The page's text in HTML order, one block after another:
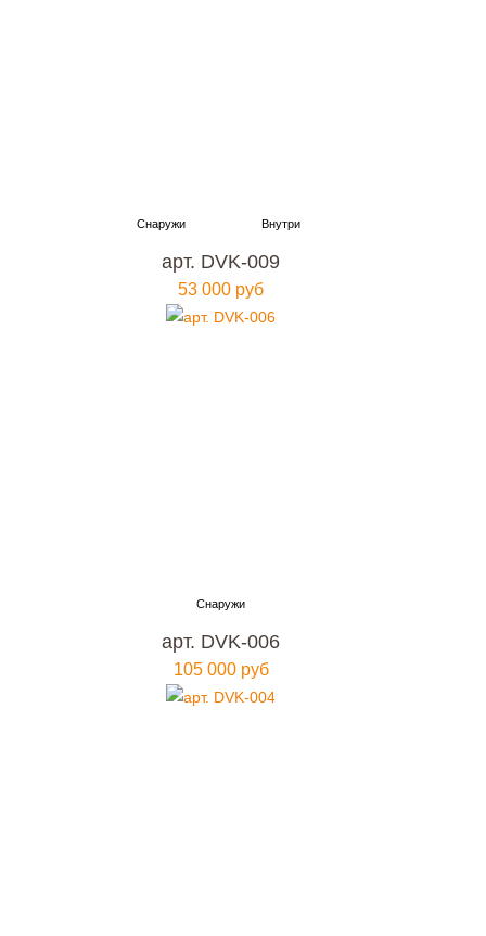
арт. DVK-009
53 000 руб
арт. DVK-006
105 000 руб